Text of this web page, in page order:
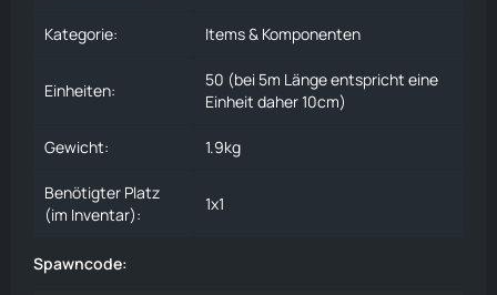
Kategorie: Items & Komponenten
Einheiten:
50 (bei 5m Länge entspricht eine
Einheit daher 10cm)
Gewicht: 1.9kg
Benötigter Platz
(im Inventar):
1x1
Spawncode: